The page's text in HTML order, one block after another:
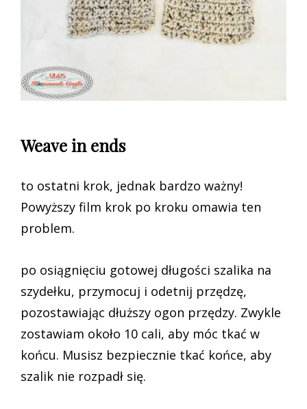
Weave in ends
to ostatni krok, jednak bardzo ważny!
Powyższy film krok po kroku omawia ten
problem.
po osiągnięciu gotowej długości szalika na
szydełku, przymocuj i odetnij przędzę,
pozostawiając dłuższy ogon przędzy. Zwykle
zostawiam około 10 cali, aby móc tkać w
końcu. Musisz bezpiecznie tkać końce, aby
szalik nie rozpadł się.